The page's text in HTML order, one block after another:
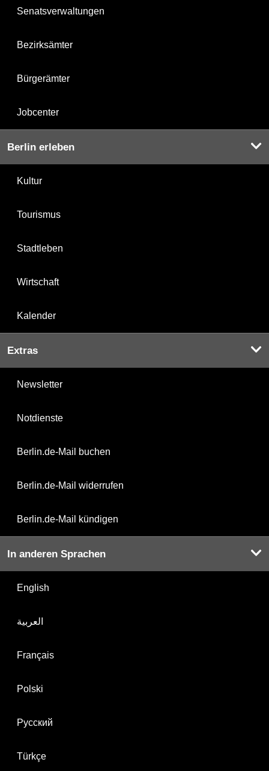
Senatsverwaltungen
Bezirksämter
Bürgerämter
Jobcenter
Berlin erleben
Kultur
Tourismus
Stadtleben
Wirtschaft
Kalender
Extras
Newsletter
Notdienste
Berlin.de-Mail buchen
Berlin.de-Mail widerrufen
Berlin.de-Mail kündigen
In anderen Sprachen
English
العربية
Français
Polski
Русский
Türkçe